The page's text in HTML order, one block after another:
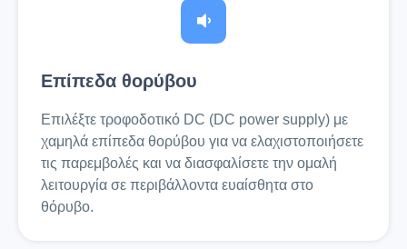
Επίπεδα θορύβου
Επιλέξτε τροφοδοτικό DC (DC power supply) με
χαμηλά επίπεδα θορύβου για να ελαχιστοποιήσετε
τις παρεμβολές και να διασφαλίσετε την ομαλή
λειτουργία σε περιβάλλοντα ευαίσθητα στο
θόρυβο.